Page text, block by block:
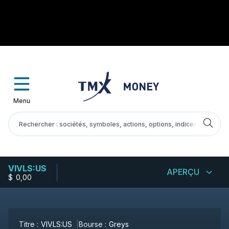
Menu
VIVLS:US
$-0,00 APERÇU
Titre : VIVLS:US Bourse : Greys